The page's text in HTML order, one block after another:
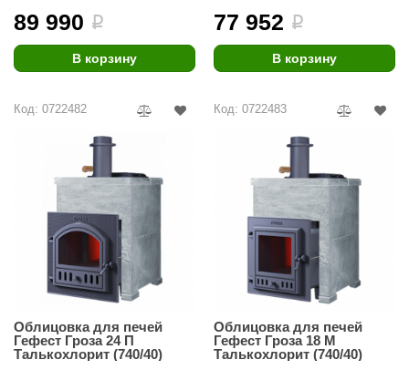
89 990 i
В корзину
77 952 i
В корзину
Код: 0722482
Облицовка для печей
Гефест Гроза 24 П
Талькохлорит (740/40)
Код: 0722483
Облицовка для печей
Гефест Гроза 18 М
Талькохлорит (740/40)